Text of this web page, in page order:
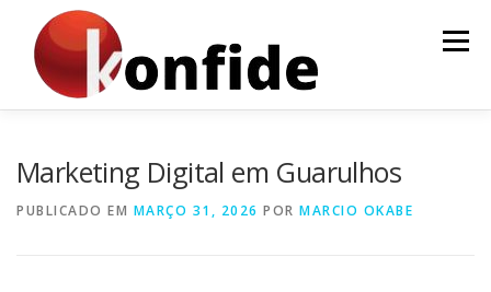
conteúdo
Menu
Marketing Digital em Guarulhos
PUBLICADO EM MARÇO 31, 2026 POR MARCIO OKABE